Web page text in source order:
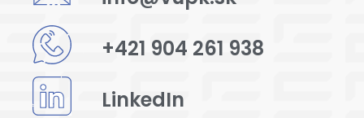
+421 904 261 938
LinkedIn